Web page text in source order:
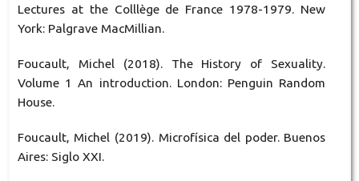
Lectures at the Colllège de France 1978-1979. New
York: Palgrave MacMillian.
Foucault, Michel (2018). The History of Sexuality.
Volume 1 An introduction. London: Penguin Random
House.
Foucault, Michel (2019). Microfísica del poder. Buenos
Aires: Siglo XXI.